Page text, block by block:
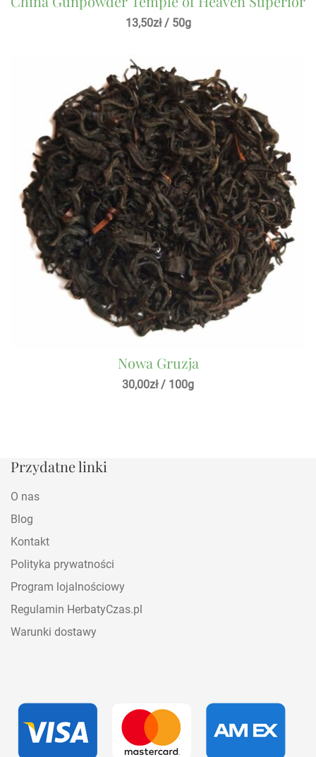
13,50zł/ 50g
Nowa Gruzja
30,00zł/ 100g
Przydatne linki
O nas
Blog
Kontakt
Polityka prywatności
Program lojalnościowy
Regulamin HerbatyCzas.pl
Warunki dostawy